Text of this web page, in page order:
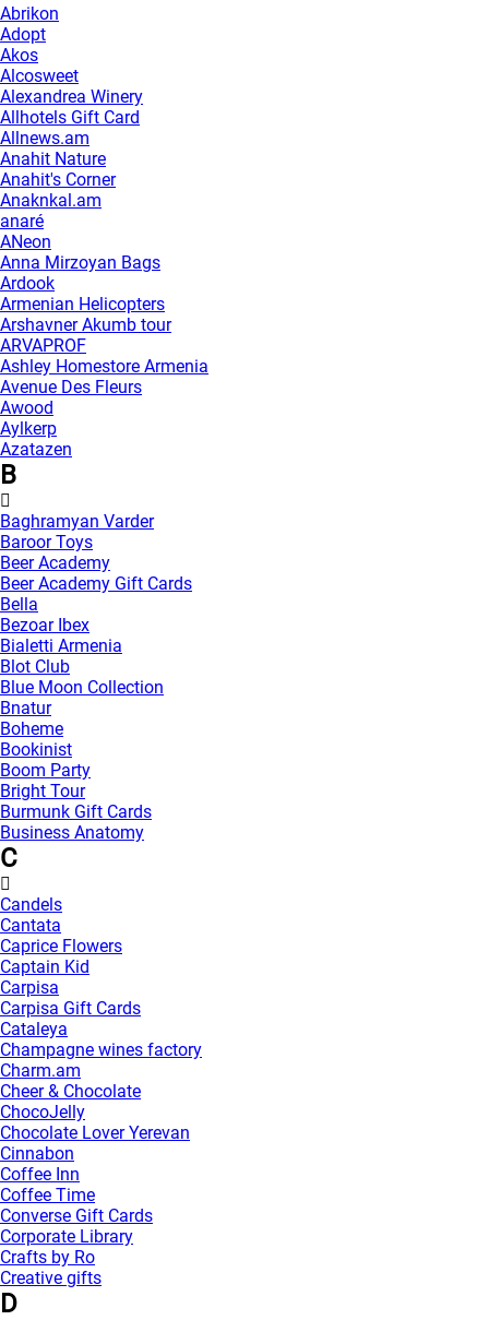
Abrikon
Adopt
Akos
Alcosweet
Alexandrea Winery
Allhotels Gift Card
Allnews.am
Anahit Nature
Anahit's Corner
Anaknkal.am
anaré
ANeon
Anna Mirzoyan Bags
Ardook
Armenian Helicopters
Arshavner Akumb tour
ARVAPROF
Ashley Homestore Armenia
Avenue Des Fleurs
Awood
Aylkerp
Azatazen
B
Baghramyan Varder
Baroor Toys
Beer Academy
Beer Academy Gift Cards
Bella
Bezoar Ibex
Bialetti Armenia
Blot Club
Blue Moon Collection
Bnatur
Boheme
Bookinist
Boom Party
Bright Tour
Burmunk Gift Cards
Business Anatomy
C
Candels
Cantata
Caprice Flowers
Captain Kid
Carpisa
Carpisa Gift Cards
Cataleya
Champagne wines factory
Charm.am
Cheer & Chocolate
ChocoJelly
Chocolate Lover Yerevan
Cinnabon
Coffee Inn
Coffee Time
Converse Gift Cards
Corporate Library
Crafts by Ro
Creative gifts
D